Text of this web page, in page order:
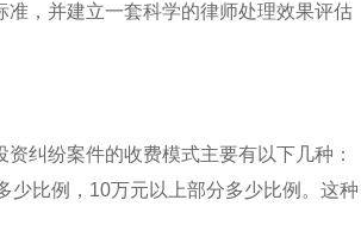
，并建立一套科学的律师处理效果评估
纠纷案件的收费模式主要有以下几种：
少比例，10万元以上部分多少比例。这种